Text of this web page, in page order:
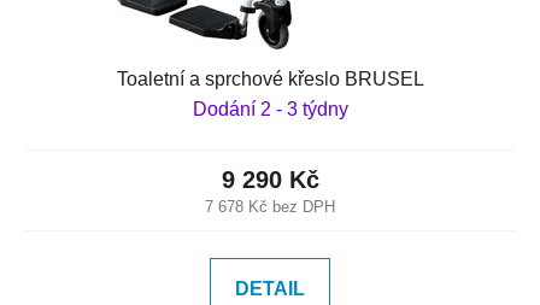
Toaletní a sprchové křeslo BRUSEL
Dodání 2 - 3 týdny
7 678 Kč bez DPH
9 290 Kč
DETAIL